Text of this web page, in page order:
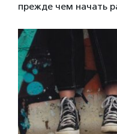
прежде чем начать